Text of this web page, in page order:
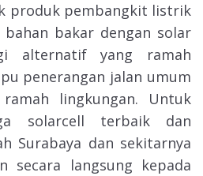
produk pembangkit listrik
bakar dengan solar
alternatif yang ramah
penerangan jalan umum
ramah lingkungan. Untuk
solarcell terbaik dan
Surabaya dan sekitarnya
secara langsung kepada